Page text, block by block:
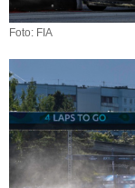
Foto: FIA